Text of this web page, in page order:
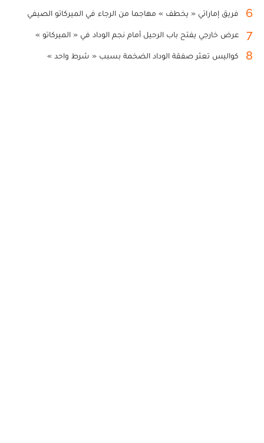
6 فريق إماراتي « يخطف » مهاجما من الرجاء في الميركاتو الصيفي
7 عرض خارجي يفتح باب الرحيل أمام نجم الوداد في « الميركاتو »
8 كواليس تعثر صفقة الوداد الضخمة بسبب « شرط واحد »